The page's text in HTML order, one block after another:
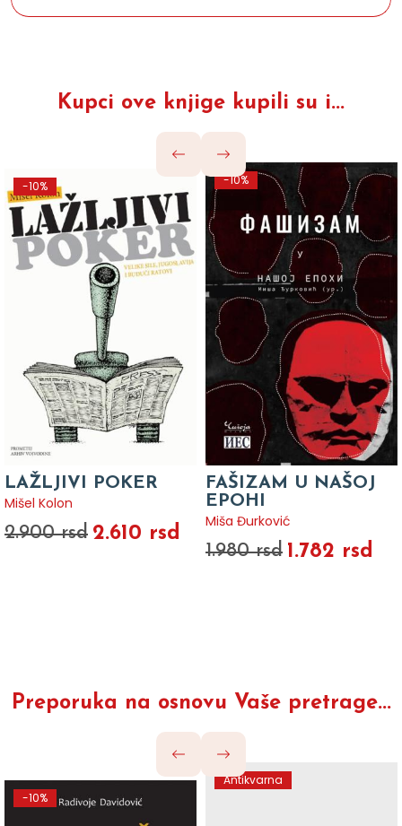
Kupci ove knjige kupili su i...
-10%
LAŽLJIVI POKER
Mišel Kolon
2.900 rsd 2.610 rsd
-10%
FAŠIZAM U NAŠOJ
EPOHI
Miša Đurković
1.980 rsd 1.782 rsd
Preporuka na osnovu Vaše pretrage...
-10%
Antikvarna